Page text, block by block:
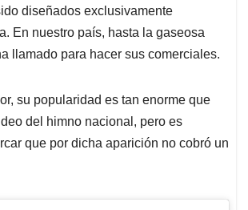
diseñados exclusivamente
En nuestro país, hasta la gaseosa
llamado para hacer sus comerciales.
su popularidad es tan enorme que
del himno nacional, pero es
que por dicha aparición no cobró un